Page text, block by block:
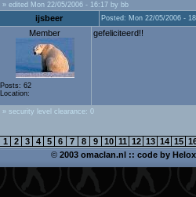
» edited Mon 22/05/2006 - 16:17 by bb
ijsbeer Posted: Mon 22/05/2006 -
Member
Posts: 62
Location:
gefeliciteerd!!
» security level clearance: 0
1 2 3 4 5 6 7 8 9 10 11 12 13 14 15
© 2003 omaclan.nl :: code by Helox